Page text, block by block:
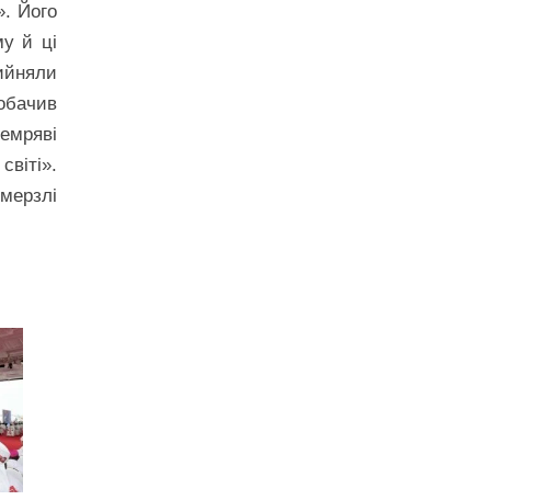
Його
й ці